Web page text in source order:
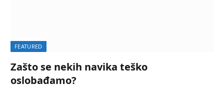
FEATURED
Zašto se nekih navika teško
oslobađamo?